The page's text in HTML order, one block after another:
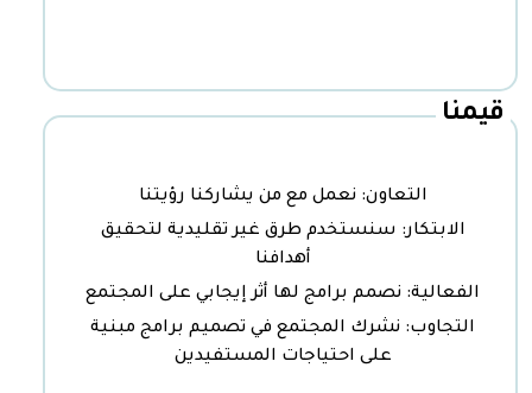
قيمنا
التعاون: نعمل مع من يشاركنا رؤيتنا
الابتكار: سنستخدم طرق غير تقليدية لتحقيق
أهدافنا
الفعالية: نصمم برامج لها أثر إيجابي على المجتمع
التجاوب: نشرك المجتمع في تصميم برامج مبنية
على احتياجات المستفيدين